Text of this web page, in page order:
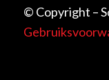
© Copyright –